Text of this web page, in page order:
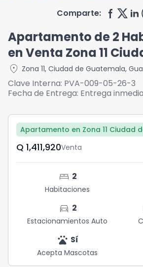
Comparte:
Apartamento de 2
en Venta Zona 11
location_on Zona 11, Ciudad de Guatemala,
Clave Interna: PVA-009-05-26-3
Fecha de Entrega: Entrega
Apartamento en Zona 11 Ciudad
Q	1,411,920Venta
bed 2
Habitaciones
directions_car 2
Estacionamientos Auto
pets Sí
Acepta Mascotas